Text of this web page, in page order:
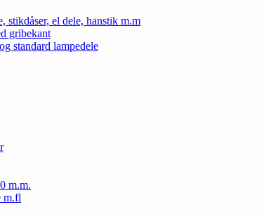
el dele, hanstik m.m
gribekant
standard lampedele
m.m.
m.fl